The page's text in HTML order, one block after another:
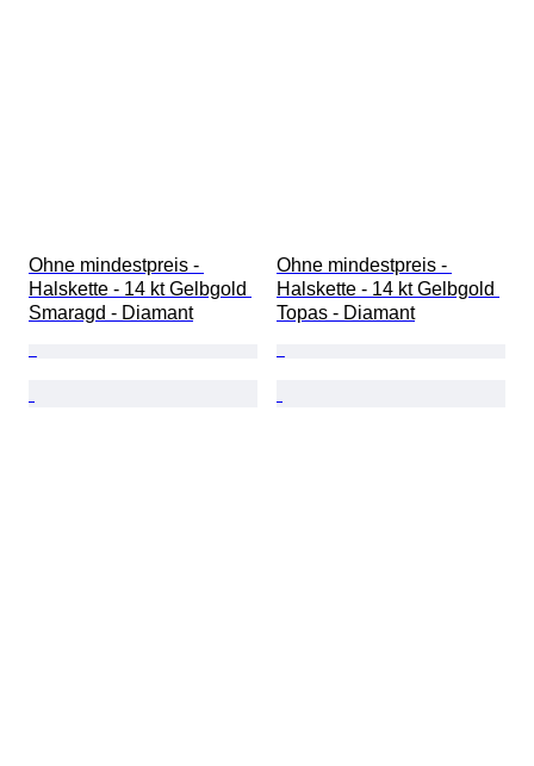
Ohne mindestpreis -
Halskette - 14 kt Gelbgold
Smaragd - Diamant
Ohne mindestpreis -
Halskette - 14 kt Gelbgold
Topas - Diamant